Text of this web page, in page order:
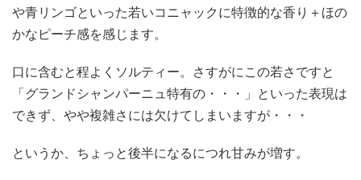
や青リンゴといった若いコニャックに特徴的な香り＋ほの
かなピーチ感を感じます。
口に含むと程よくソルティー。さすがにこの若さですと
「グランドシャンパーニュ特有の・・・」といった表現は
できず、やや複雑さには欠けてしまいますが・・・
というか、ちょっと後半になるにつれ甘みが増す。